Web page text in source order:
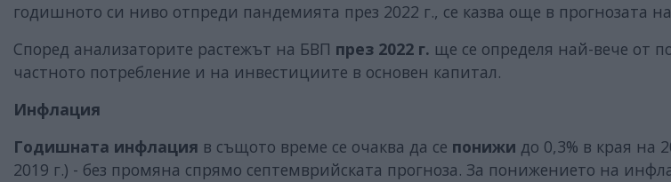
годишното си ниво отпреди пандемията през 2022 г., се казва още в прогнозата
Според анализаторите растежът на БВП през 2022 г. ще се определя най-вече от
частното потребление и на инвестициите в основен капитал.
Инфлация
Годишната инфлация в същото време се очаква да се понижи до 0,3% в края на
2019 г.) - без промяна спрямо септемврийската прогноза. За понижението на